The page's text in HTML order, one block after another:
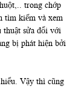
trong chớp
tìm kiếm và xem
thuật sửa đổi với
bị phát hiện bởi
Vậy thì cũng